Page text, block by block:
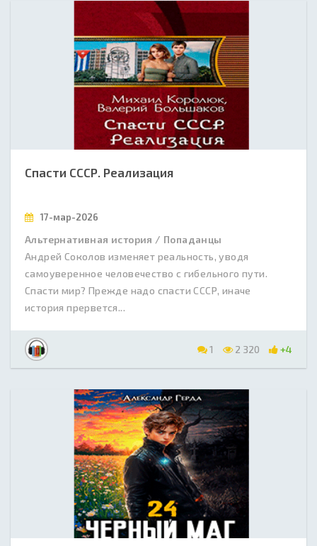
Спасти СССР. Реализация
17-мар-2026
Альтернативная история / Попаданцы
Андрей Соколов изменяет реальность, уводя
самоуверенное человечество с гибельного пути.
Спасти мир? Прежде надо спасти СССР, иначе
история прервется...
1 2 320 +4